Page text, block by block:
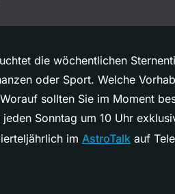
die wöchentlichen
oder Sport. Welche
sollten Sie im Moment
Sonntag um 10 Uhr
im AstroTalk auf